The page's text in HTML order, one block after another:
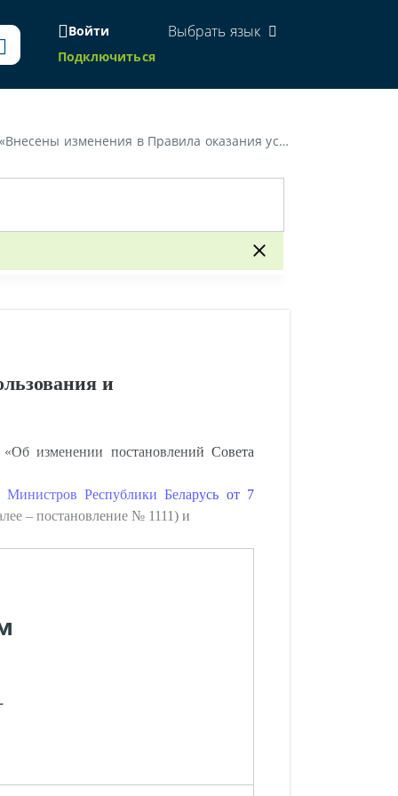
Войти
Подключиться
Выбрать язык
почтовой связи общего пользования и курьерских услуг»
и
изменении постановлений Совета
Министров Республики Беларусь от 7
– постановление № 1111) и